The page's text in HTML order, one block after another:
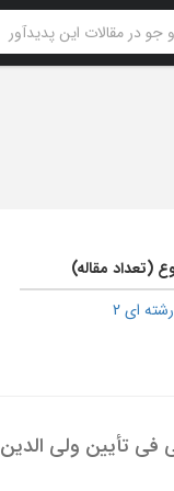
(تعداد مقاله)
ای 2
فی تأیین ولی الدین